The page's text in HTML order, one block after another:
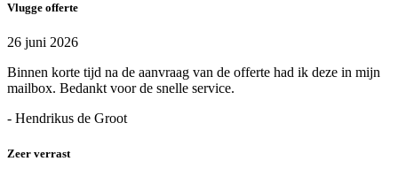
Vlugge offerte
26 juni 2026
Binnen korte tijd na de aanvraag van de offerte had ik deze in mijn
mailbox. Bedankt voor de snelle service.
- Hendrikus de Groot
Zeer verrast